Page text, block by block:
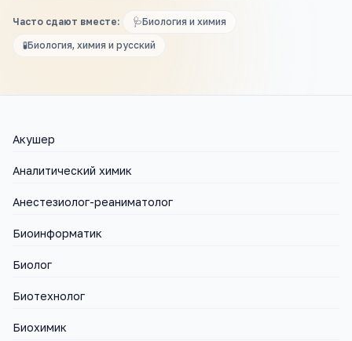
Часто сдают вместе: 🩺Биология и химия
🧪Биология, химия и русский
Акушер
Аналитический химик
Анестезиолог-реаниматолог
Биоинформатик
Биолог
Биотехнолог
Биохимик